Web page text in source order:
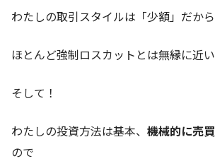
わたしの取引スタイルは「少額」だから
ほとんど強制ロスカットとは無縁に近
そして！
わたしの投資方法は基本、 機械的に売
ので